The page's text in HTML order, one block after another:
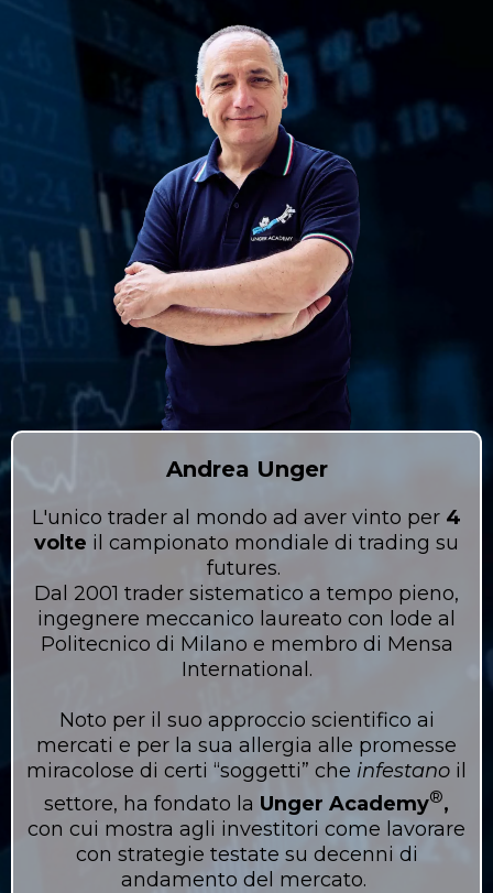
Andrea Unger
L'unico trader al mondo ad aver vinto per 4
volte il campionato mondiale di trading su
futures.
Dal 2001 trader sistematico a tempo pieno,
ingegnere meccanico laureato con lode al
Politecnico di Milano e membro di Mensa
International.
Noto per il suo approccio scientifico ai
mercati e per la sua allergia alle promesse
miracolose di certi “soggetti” che infestano il
settore, ha fondato la Unger Academy®️,
con cui mostra agli investitori come lavorare
con strategie testate su decenni di
andamento del mercato.